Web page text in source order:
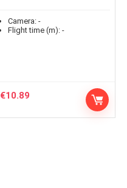
Camera: -
Flight time (m): -
€10.89